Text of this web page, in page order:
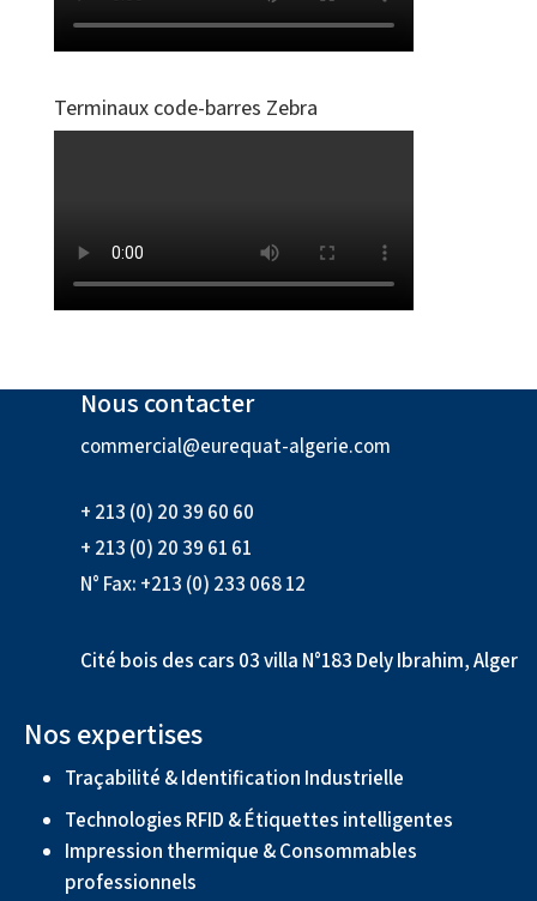
Terminaux code-barres Zebra
Nous contacter
commercial@eurequat-algerie.com
+ 213 (0) 20 39 60 60
+ 213 (0) 20 39 61 61
N° Fax: +213 (0) 233 068 12
Cité bois des cars 03 villa N°183 Dely Ibrahim, Alger
Nos expertises
Traçabilité & Identification Industrielle
Technologies RFID & Étiquettes intelligentes
Impression thermique & Consommables
professionnels